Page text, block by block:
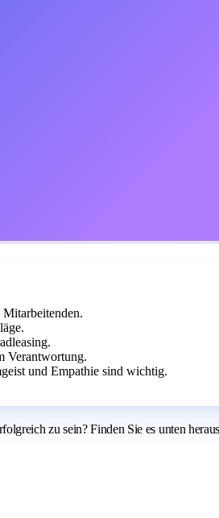
Verantwortung.
und Empathie sind wichtig.
zu sein? Finden Sie es unten